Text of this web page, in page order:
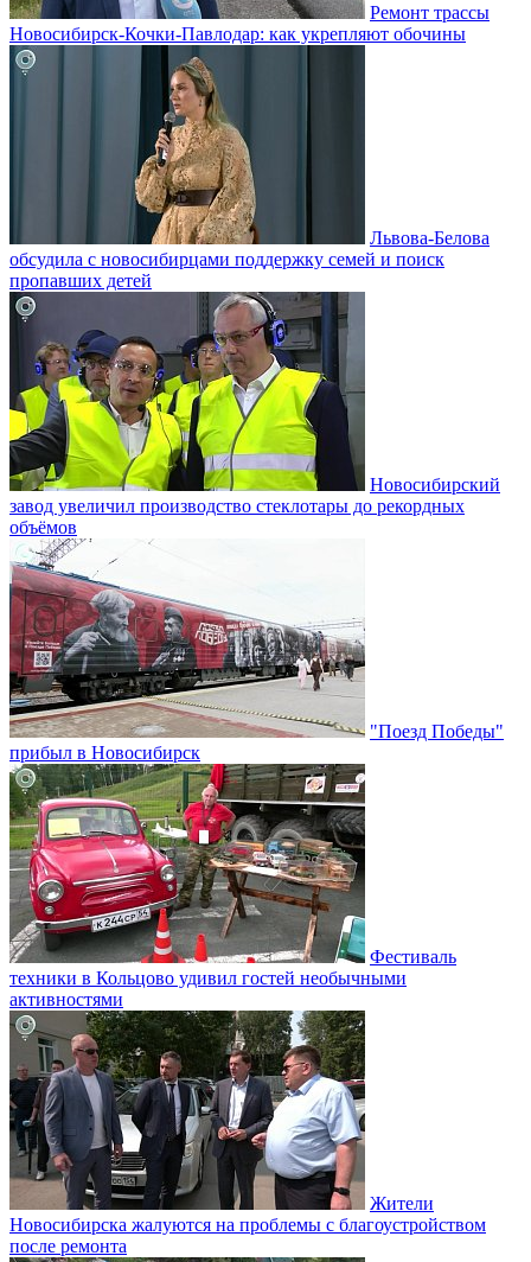
Ремонт трассы
Новосибирск-Кочки-Павлодар: как укрепляют обочины
Львова-Белова
обсудила с новосибирцами поддержку семей и поиск
пропавших детей
Новосибирский
завод увеличил производство стеклотары до рекордных
объёмов
"Поезд Победы"
прибыл в Новосибирск
Фестиваль
техники в Кольцово удивил гостей необычными
активностями
Жители
Новосибирска жалуются на проблемы с благоустройством
после ремонта